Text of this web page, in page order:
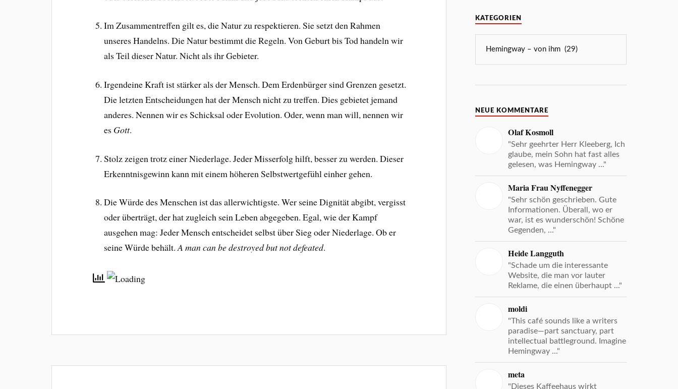
Im Zusammentreffen gilt es, die Natur zu respektieren. Sie setzt den Rahmen
unseres Handelns. Die Natur bestimmt die Regeln. Von Geburt bis Tod handeln wir
als Teil dieser Natur. Nicht als ihr Gebieter.
Irgendeine Kraft ist stärker als der Mensch. Dem Erdenbürger sind Grenzen gesetzt.
Die letzten Entscheidungen hat der Mensch nicht zu treffen. Dies gebietet jemand
anderes. Nennen wir es Schicksal oder Evolution. Oder, wenn man will, nennen wir
es Gott.
Stolz zeigen trotz einer Niederlage. Jeder Misserfolg hilft, besser zu werden. Dieser
Erkenntnisgewinn kann mit einem höheren Selbstwertgefühl einher gehen.
Die Würde des Menschen ist das allerwichtigste. Wer seine Dignität abgibt, vergisst
oder überträgt, der hat zugleich sein Leben abgegeben. Egal, wie der Kampf
ausgehen mag: Jeder Mensch entscheidet selbst über Sieg oder Niederlage. Ob er
seine Würde behält.A man can be destroyed but not defeated.
KATEGORIEN
NEUE KOMMENTARE
Olaf Kosmoll
"Sehr geehrter Herr Kleeberg, Ich
glaube, mein Sohn hat fast alles
gelesen, was Hemingway ..."
Maria Frau Nyffenegger
"Sehr schön geschrieben. Gute
Informationen. Überall, wo er
war, ist es wunderschön! Schöne
Gegenden, ..."
Heide Langguth
"Schade um die interessante
Website, die man vor lauter
Reklame, die einen überhaupt ..."
moldi
"This café sounds like a writers
paradise—part sanctuary, part
intellectual battleground. Imagine
Hemingway ..."
meta
"Dieses Kaffeehaus wirkt